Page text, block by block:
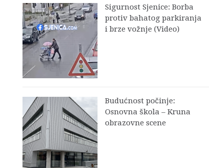
Sigurnost Sjenice: Borba
protiv bahatog parkiranja
i brze vožnje (Video)
Budućnost počinje:
Osnovna škola – Kruna
obrazovne scene